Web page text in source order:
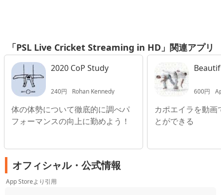
「PSL Live Cricket Streaming in HD」関連アプリ
2020 CoP Study
240円 Rohan Kennedy
体の体勢について徹底的に調べパ
フォーマンスの向上に勤めよう！
600円
カポエイラを動
とができる
オフィシャル・公式情報
App Storeより引用